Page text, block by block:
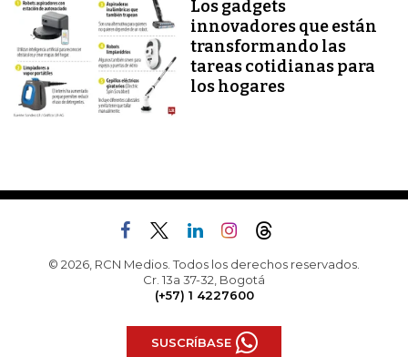
Los gadgets
innovadores que están
transformando las
tareas cotidianas para
los hogares
© 2026, RCN Medios. Todos los derechos reservados.
Cr. 13a 37-32, Bogotá
(+57) 1 4227600
SUSCRÍBASE